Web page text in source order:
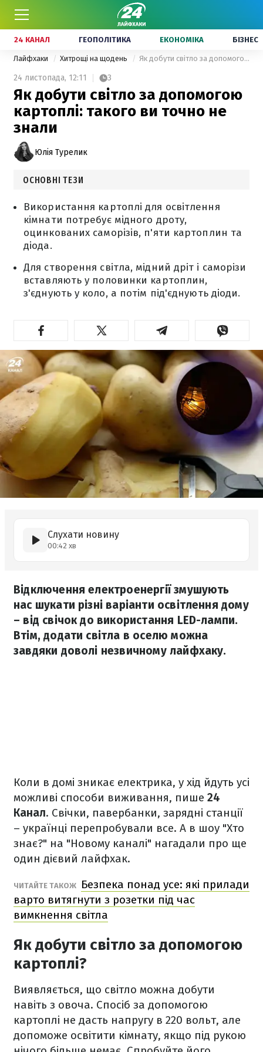
24 КАНАЛ ГЕОПОЛІТИКА ЕКОНОМІКА БІЗНЕС
Лайфхаки Хитрощі на щодень Як добути світло за допомогою картоплі: такого ви точно не знали
24 листопада, 12:11 3
Як добути світло за допомогою
картоплі: такого ви точно не
знали
Юлія Турелик
ОСНОВНІ ТЕЗИ
Використання картоплі для освітлення
кімнати потребує мідного дроту,
оцинкованих саморізів, п'яти картоплин та
діода.
Для створення світла, мідний дріт і саморізи
вставляють у половинки картоплин,
з'єднують у коло, а потім під'єднують діоди.
Слухати новину
00:42 хв
Відключення електроенергії змушують
нас шукати різні варіанти освітлення дому
– від свічок до використання LED-лампи.
Втім, додати світла в оселю можна
завдяки доволі незвичному лайфхаку.
Коли в домі зникає електрика, у хід йдуть усі
можливі способи виживання, пише 24
Канал. Свічки, павербанки, зарядні станції
– українці перепробували все. А в шоу "Хто
знає?" на "Новому каналі" нагадали про ще
один дієвий лайфхак.
ЧИТАЙТЕ ТАКОЖ
Безпека понад усе: які прилади
варто витягнути з розетки під час
вимкнення світла
Як добути світло за допомогою
картоплі?
Виявляється, що світло можна добути
навіть з овоча. Спосіб за допомогою
картоплі не дасть напругу в 220 вольт, але
допоможе освітити кімнату, якщо під рукою